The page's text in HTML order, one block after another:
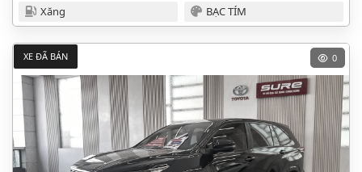
Xăng
BẠC TÍM
XE ĐÃ BÁN 0